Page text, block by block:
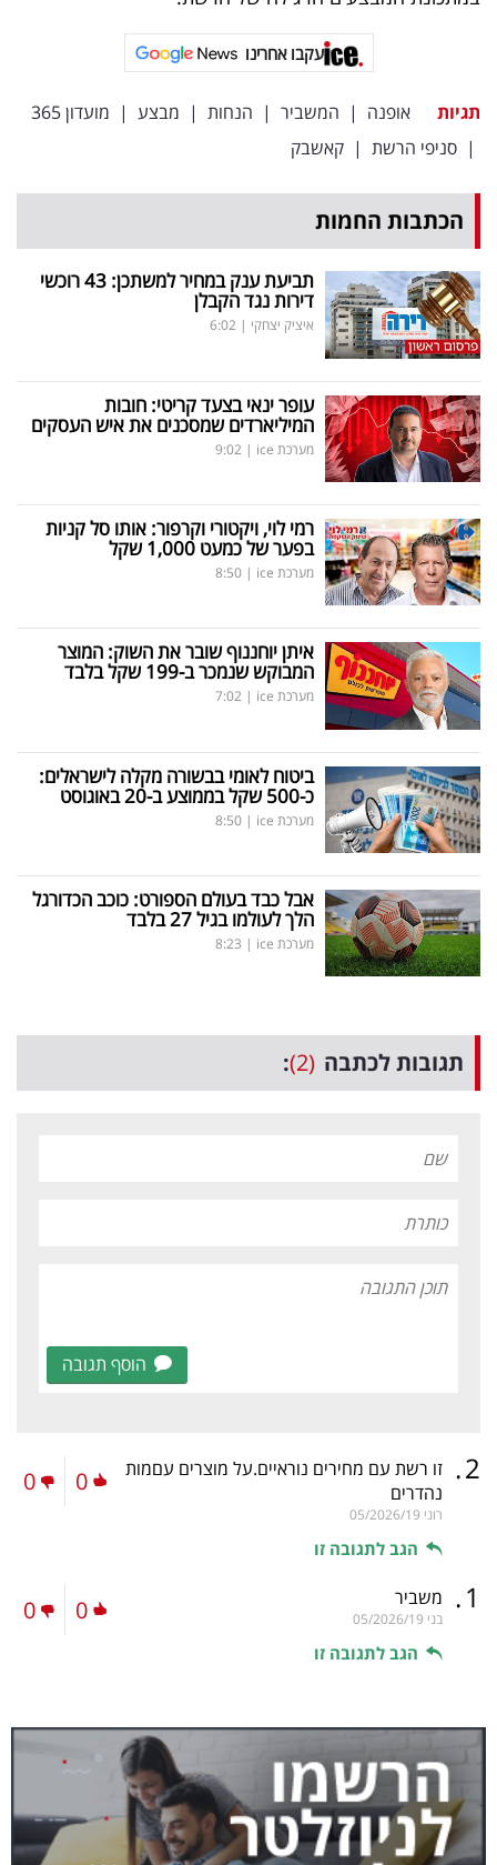
עקבו אחרינו
תגיות אופנה | המשביר | הנחות | מבצע | מועדון 365
| סניפי הרשת | קאשבק
הכתבות החמות
תביעת ענק במחיר למשתכן: 43 רוכשי
דירות נגד הקבלן
איציק יצחקי |
6:02
עופר ינאי בצעד קריטי: חובות
המיליארדים שמסכנים את איש העסקים
מערכת ice |
9:02
רמי לוי, ויקטורי וקרפור: אותו סל קניות
בפער של כמעט 1,000 שקל
מערכת ice |
8:50
איתן יוחננוף שובר את השוק: המוצר
המבוקש שנמכר ב-199 שקל בלבד
מערכת ice |
7:02
ביטוח לאומי בבשורה מקלה לישראלים:
כ-500 שקל בממוצע ב-20 באוגוסט
מערכת ice |
8:50
אבל כבד בעולם הספורט: כוכב הכדורגל
הלך לעולמו בגיל 27 בלבד
מערכת ice |
8:23
תגובות לכתבה (2)
:
הוסף תגובה
2
. זו רשת עם מחירים נוראיים.על מוצרים עםמות
נהדרים
רוני 05/2026/19
הגב לתגובה זו
0
0
1
. משביר
בני 05/2026/19
הגב לתגובה זו
0
0